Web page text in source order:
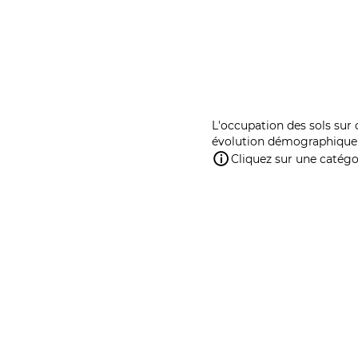
L'occupation des sols
évolution
Cliquez sur une